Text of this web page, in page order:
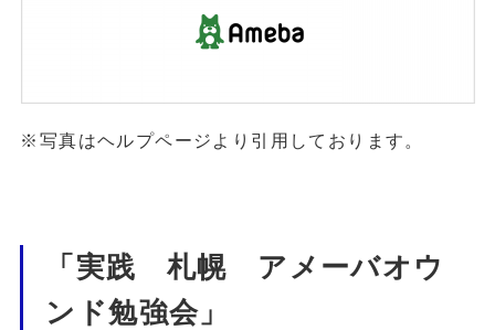
※写真はヘルプページより引用しております。
「実践 札幌 アメーバオウ
ンド勉強会」